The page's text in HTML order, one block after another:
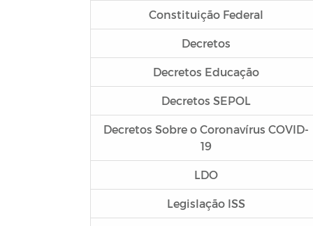
Constituição Federal
Decretos
Decretos Educação
Decretos SEPOL
Decretos Sobre o Coronavírus COVID-
19
LDO
Legislação ISS